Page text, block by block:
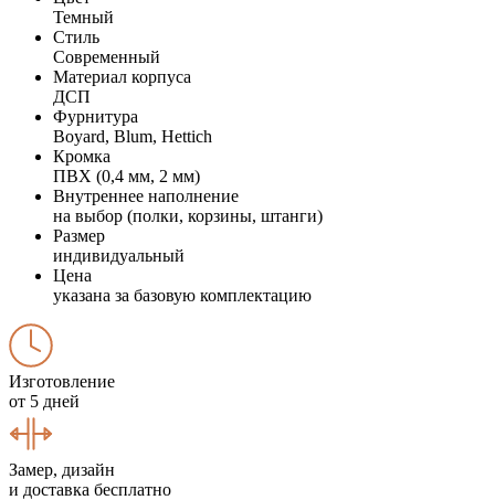
Темный
Стиль
Современный
Материал корпуса
ДСП
Фурнитура
Boyard, Blum, Hettich
Кромка
ПВХ (0,4 мм, 2 мм)
Внутреннее наполнение
на выбор (полки, корзины, штанги)
Размер
индивидуальный
Цена
указана за базовую комплектацию
Изготовление
от 5 дней
Замер, дизайн
и доставка бесплатно